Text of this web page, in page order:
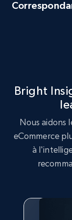
URL, Product
Google
URL, Product
Rating,
Google
Bright
Nous aidons
eCommerce
à